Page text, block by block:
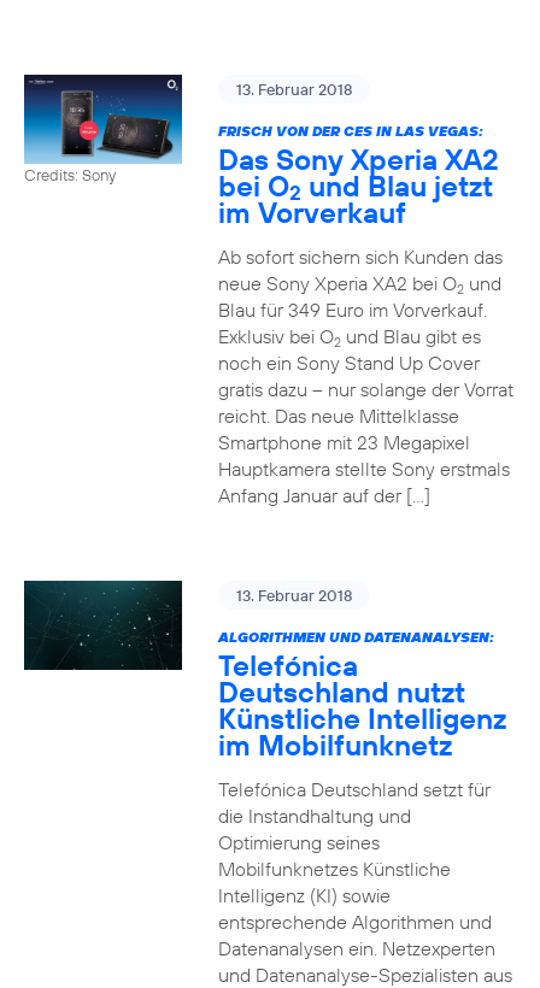
Credits: Sony
13. Februar 2018
FRISCH VON DER CES IN LAS VEGAS:
Das Sony Xperia XA2
bei O2 und Blau jetzt
im Vorverkauf
Ab sofort sichern sich Kunden das
neue Sony Xperia XA2 bei O2und
Blau für 349 Euro im Vorverkauf.
Exklusiv bei O2und Blau gibt es
noch ein Sony Stand Up Cover
gratis dazu – nur solange der Vorrat
reicht. Das neue Mittelklasse
Smartphone mit 23 Megapixel
Hauptkamera stellte Sony erstmals
Anfang Januar auf der […]
13. Februar 2018
ALGORITHMEN UND DATENANALYSEN:
Telefónica
Deutschland nutzt
Künstliche Intelligenz
im Mobilfunknetz
Telefónica Deutschland setzt für
die Instandhaltung und
Optimierung seines
Mobilfunknetzes Künstliche
Intelligenz (KI) sowie
entsprechende Algorithmen und
Datenanalysen ein. Netzexperten
und Datenanalyse-Spezialisten aus